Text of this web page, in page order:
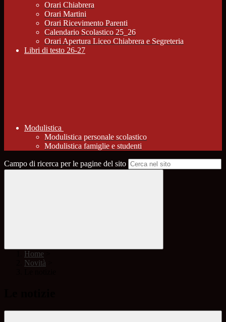
Orari Chiabrera
Orari Martini
Orari Ricevimento Parenti
Calendario Scolastico 25_26
Orari Apertura Liceo Chiabrera e Segreteria
Libri di testo 26-27
Modulistica
Modulistica personale scolastico
Modulistica famiglie e studenti
Campo di ricerca per le pagine del sito
Home
Novità